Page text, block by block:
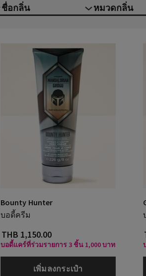
ชื่อกลิ่น หมวดกลิ่น
Bounty Hunter
บอดี้ครีม
THB 1,150.00
บอดี้แคร์ที่ร่วมรายการ 3 ชิ้น 1,000 บาท
เพิ่มลงกระเป๋า